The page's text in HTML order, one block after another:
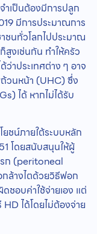
ำเป็นต้องมีการปลูก
มีการประมาณการ
ชนทั่วโลกไปประมาณ
สูงเช่นกัน ทำให้ครัว
ว่าประเทศต่าง ๆ อาจ
วนหน้า (UHC) ซึ่ง
ได้ หากไม่ได้รับ
ชน์ภายใต้ระบบหลัก
โดยสนับสนุนให้ผู้
รก (peritoneal
ล้างไตด้วยวิธีฟอก
อบค่าใช้จ่ายเอง แต่
HD ได้โดยไม่ต้องจ่าย